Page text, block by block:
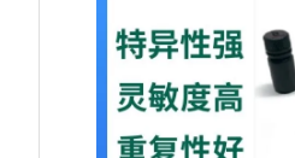
剂盒厂家直销
6)elisa试剂盒